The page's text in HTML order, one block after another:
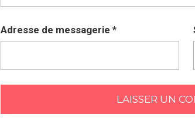
Adresse de messagerie *